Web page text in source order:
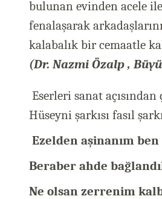
bulunan evinden acele
fenalaşarak
kalabalık bir cemaatle
(Dr. Nazmi Özalp ,
Eserleri sanat
Hüseyni şarkısı fasıl
Ezelden aşinanım
Beraber ahde
Ne olsan zerrenim